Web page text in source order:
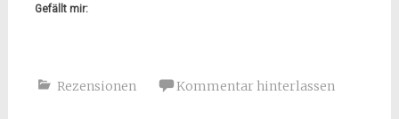
Gefällt mir:
Rezensionen Kommentar hinterlassen